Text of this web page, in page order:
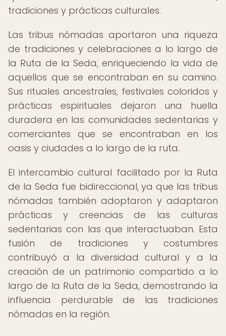
tradiciones y prácticas culturales.
Las tribus nómadas aportaron una riqueza
de tradiciones y celebraciones a lo largo de
la Ruta de la Seda, enriqueciendo la vida de
aquellos que se encontraban en su camino.
Sus rituales ancestrales, festivales coloridos y
prácticas espirituales dejaron una huella
duradera en las comunidades sedentarias y
comerciantes que se encontraban en los
oasis y ciudades a lo largo de la ruta.
El intercambio cultural facilitado por la Ruta
de la Seda fue bidireccional, ya que las tribus
nómadas también adoptaron y adaptaron
prácticas y creencias de las culturas
sedentarias con las que interactuaban. Esta
fusión de tradiciones y costumbres
contribuyó a la diversidad cultural y a la
creación de un patrimonio compartido a lo
largo de la Ruta de la Seda, demostrando la
influencia perdurable de las tradiciones
nómadas en la región.